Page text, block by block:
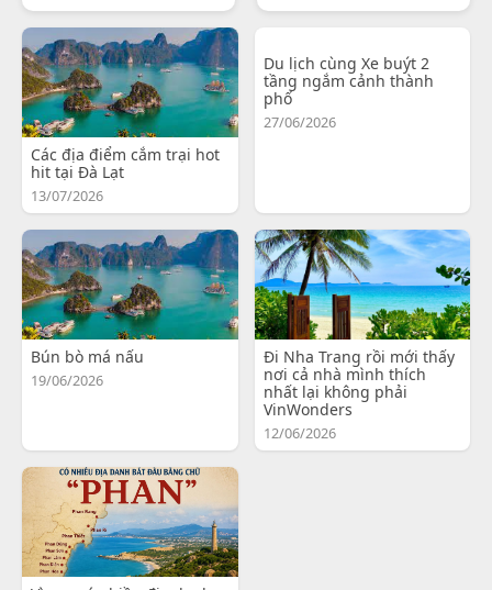
Các địa điểm cắm trại hot
hit tại Đà Lạt
13/07/2026
Du lịch cùng Xe buýt 2
tầng ngắm cảnh thành
phố
27/06/2026
Bún bò má nấu
19/06/2026
Đi Nha Trang rồi mới thấy
nơi cả nhà mình thích
nhất lại không phải
VinWonders
12/06/2026